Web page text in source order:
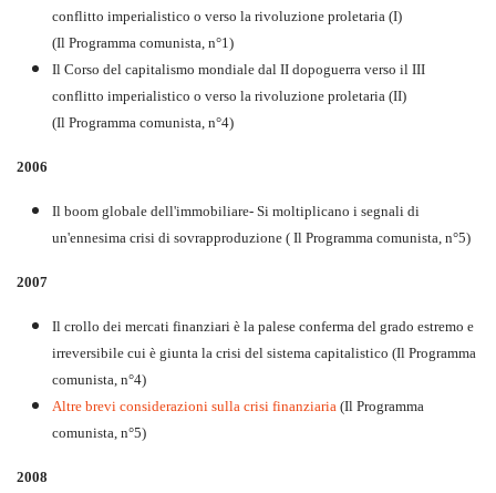
conflitto imperialistico o verso la rivoluzione proletaria (I)
(Il Programma comunista, n°1)
Il Corso del capitalismo mondiale dal II dopoguerra verso il III
conflitto imperialistico o verso la rivoluzione proletaria (II)
(Il Programma comunista, n°4)
2006
Il boom globale dell'immobiliare- Si moltiplicano i segnali di
un'ennesima crisi di sovrapproduzione ( Il Programma comunista, n°5)
2007
Il crollo dei mercati finanziari è la palese conferma del grado estremo e
irreversibile cui è giunta la crisi del sistema capitalistico (Il Programma
comunista, n°4)
Altre brevi considerazioni sulla crisi finanziaria (Il Programma
comunista, n°5)
2008